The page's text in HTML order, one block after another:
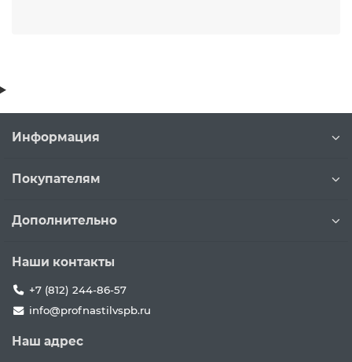
Информация
Покупателям
Дополнительно
Наши контакты
+7 (812) 244-86-57
info@profnastilvspb.ru
Наш адрес